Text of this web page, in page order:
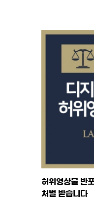
허위영상물 반
처벌 받습니다